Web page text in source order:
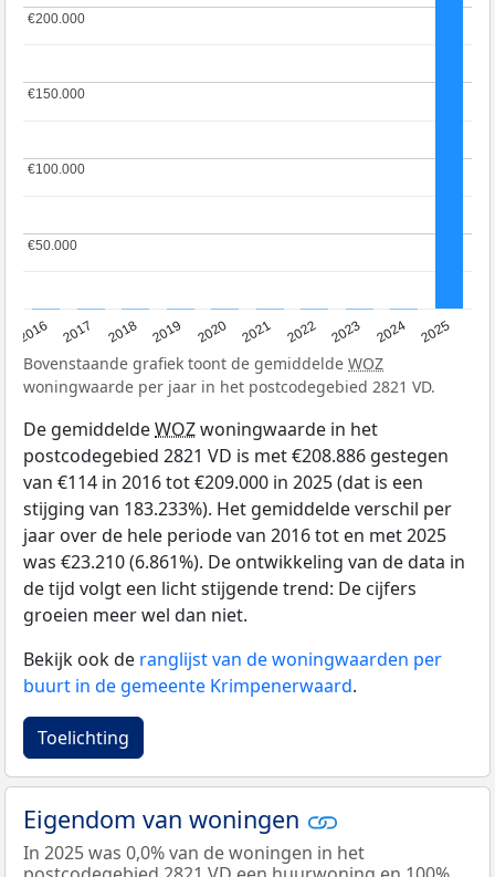
2016 2017 2018 2019 2020 2021 2022 2023 2024 2025
€50.000
€50.000
€100.000
€100.000
€150.000
€150.000
€200.000
€200.000
Bovenstaande grafiek toont de gemiddelde WOZ
woningwaarde per jaar in het postcodegebied 2821 VD.
De gemiddeldeWOZwoningwaarde in het
postcodegebied 2821 VD is met €208.886 gestegen
van €114 in 2016 tot €209.000 in 2025 (dat is een
stijging van 183.233%). Het gemiddelde verschil per
jaar over de hele periode van 2016 tot en met 2025
was €23.210 (6.861%). De ontwikkeling van de data in
de tijd volgt een licht stijgende trend: De cijfers
groeien meer wel dan niet.
Bekijk ook de ranglijst van de woningwaarden per
buurt in de gemeente Krimpenerwaard.
Toelichting
Eigendom van woningen
In 2025 was 0,0% van de woningen in het